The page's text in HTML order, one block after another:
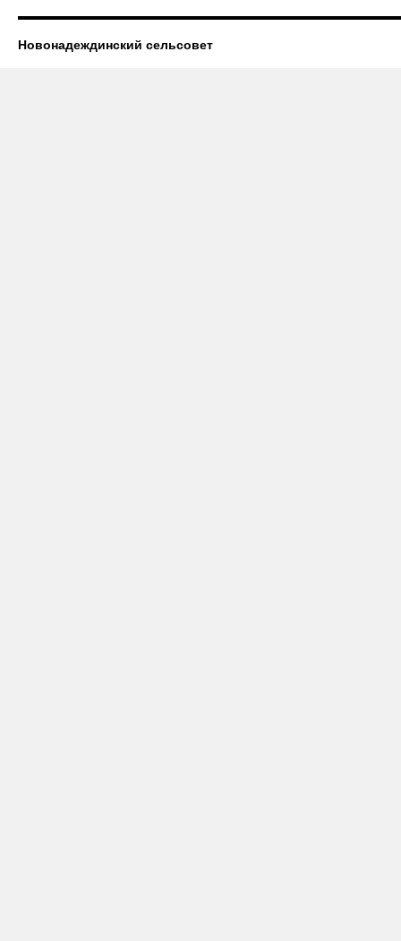
Новонадеждинский сельсовет